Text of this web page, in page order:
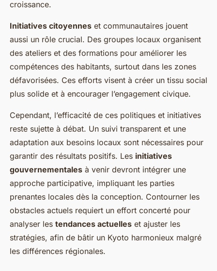
croissance.
Initiatives citoyennes et communautaires jouent
aussi un rôle crucial. Des groupes locaux organisent
des ateliers et des formations pour améliorer les
compétences des habitants, surtout dans les zones
défavorisées. Ces efforts visent à créer un tissu social
plus solide et à encourager l’engagement civique.
Cependant, l’efficacité de ces politiques et initiatives
reste sujette à débat. Un suivi transparent et une
adaptation aux besoins locaux sont nécessaires pour
garantir des résultats positifs. Les initiatives
gouvernementales à venir devront intégrer une
approche participative, impliquant les parties
prenantes locales dès la conception. Contourner les
obstacles actuels requiert un effort concerté pour
analyser les tendances actuelles et ajuster les
stratégies, afin de bâtir un Kyoto harmonieux malgré
les différences régionales.